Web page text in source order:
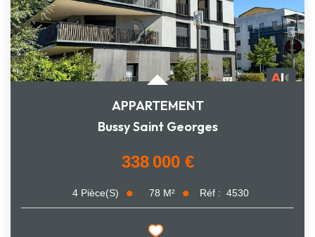
APPARTEMENT
Bussy Saint Georges
338 000 €
4 Pièce(s) 78 M² Réf : 4530